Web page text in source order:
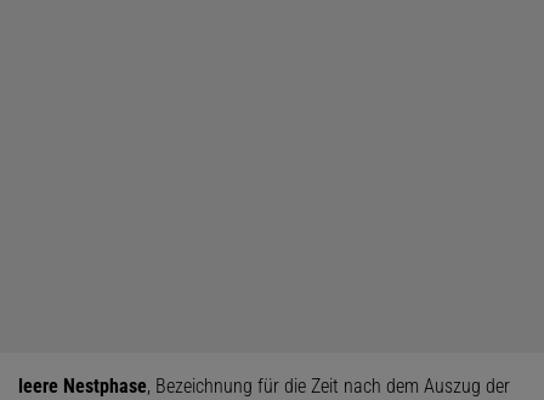
leere Nestphase, Bezeichnung für die Zeit nach dem Auszug der